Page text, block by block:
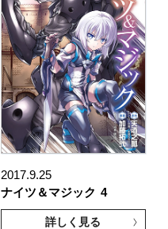
2017.9.25
ナイツ＆マジック 4
詳しく見る